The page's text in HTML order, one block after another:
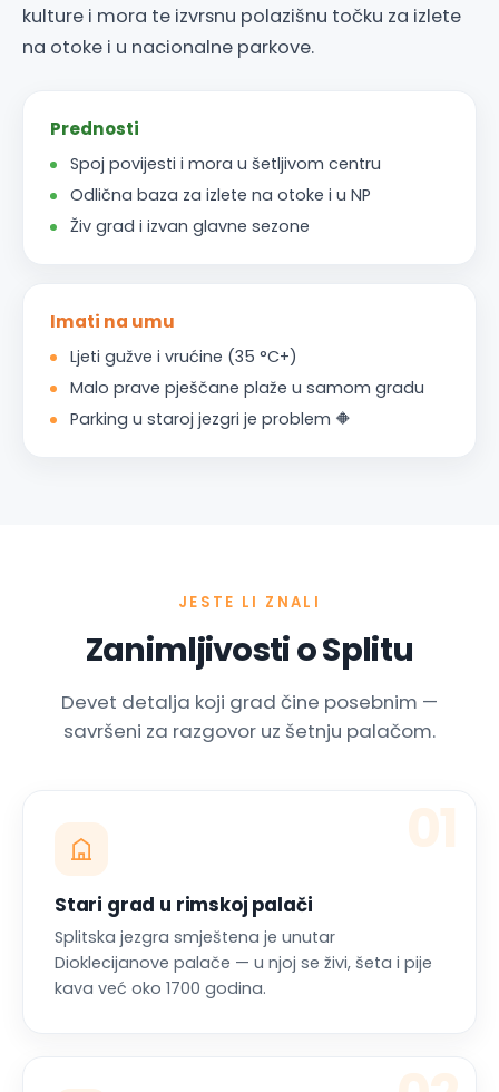
kulture i mora te izvrsnu polazišnu točku za izlete
na otoke i u nacionalne parkove.
Prednosti
Spoj povijesti i mora u šetljivom centru
Odlična baza za izlete na otoke i u NP
Živ grad i izvan glavne sezone
Imati na umu
Ljeti gužve i vrućine (35 °C+)
Malo prave pješčane plaže u samom gradu
Parking u staroj jezgri je problem 🔶
JESTE LI ZNALI
Zanimljivosti o Splitu
Devet detalja koji grad čine posebnim —
savršeni za razgovor uz šetnju palačom.
Stari grad u rimskoj palači
Splitska jezgra smještena je unutar
Dioklecijanove palače — u njoj se živi, šeta i pije
kava već oko 1700 godina.